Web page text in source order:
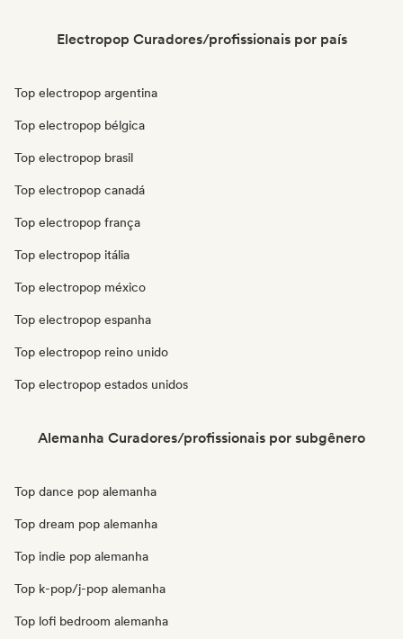
Electropop Curadores/profissionais por país
Top electropop argentina
Top electropop bélgica
Top electropop brasil
Top electropop canadá
Top electropop frança
Top electropop itália
Top electropop méxico
Top electropop espanha
Top electropop reino unido
Top electropop estados unidos
Alemanha Curadores/profissionais por subgênero
Top dance pop alemanha
Top dream pop alemanha
Top indie pop alemanha
Top k-pop/j-pop alemanha
Top lofi bedroom alemanha